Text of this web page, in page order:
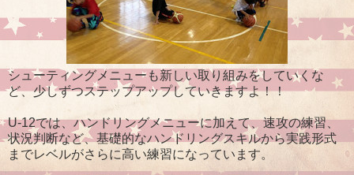
シューティングメニューも新しい取り組みをしていくな
ど、少しずつステップアップしていきますよ！！
U-12では、ハンドリングメニューに加えて、速攻の練習、
状況判断など、基礎的なハンドリングスキルから実践形式
までレベルがさらに高い練習になっています。